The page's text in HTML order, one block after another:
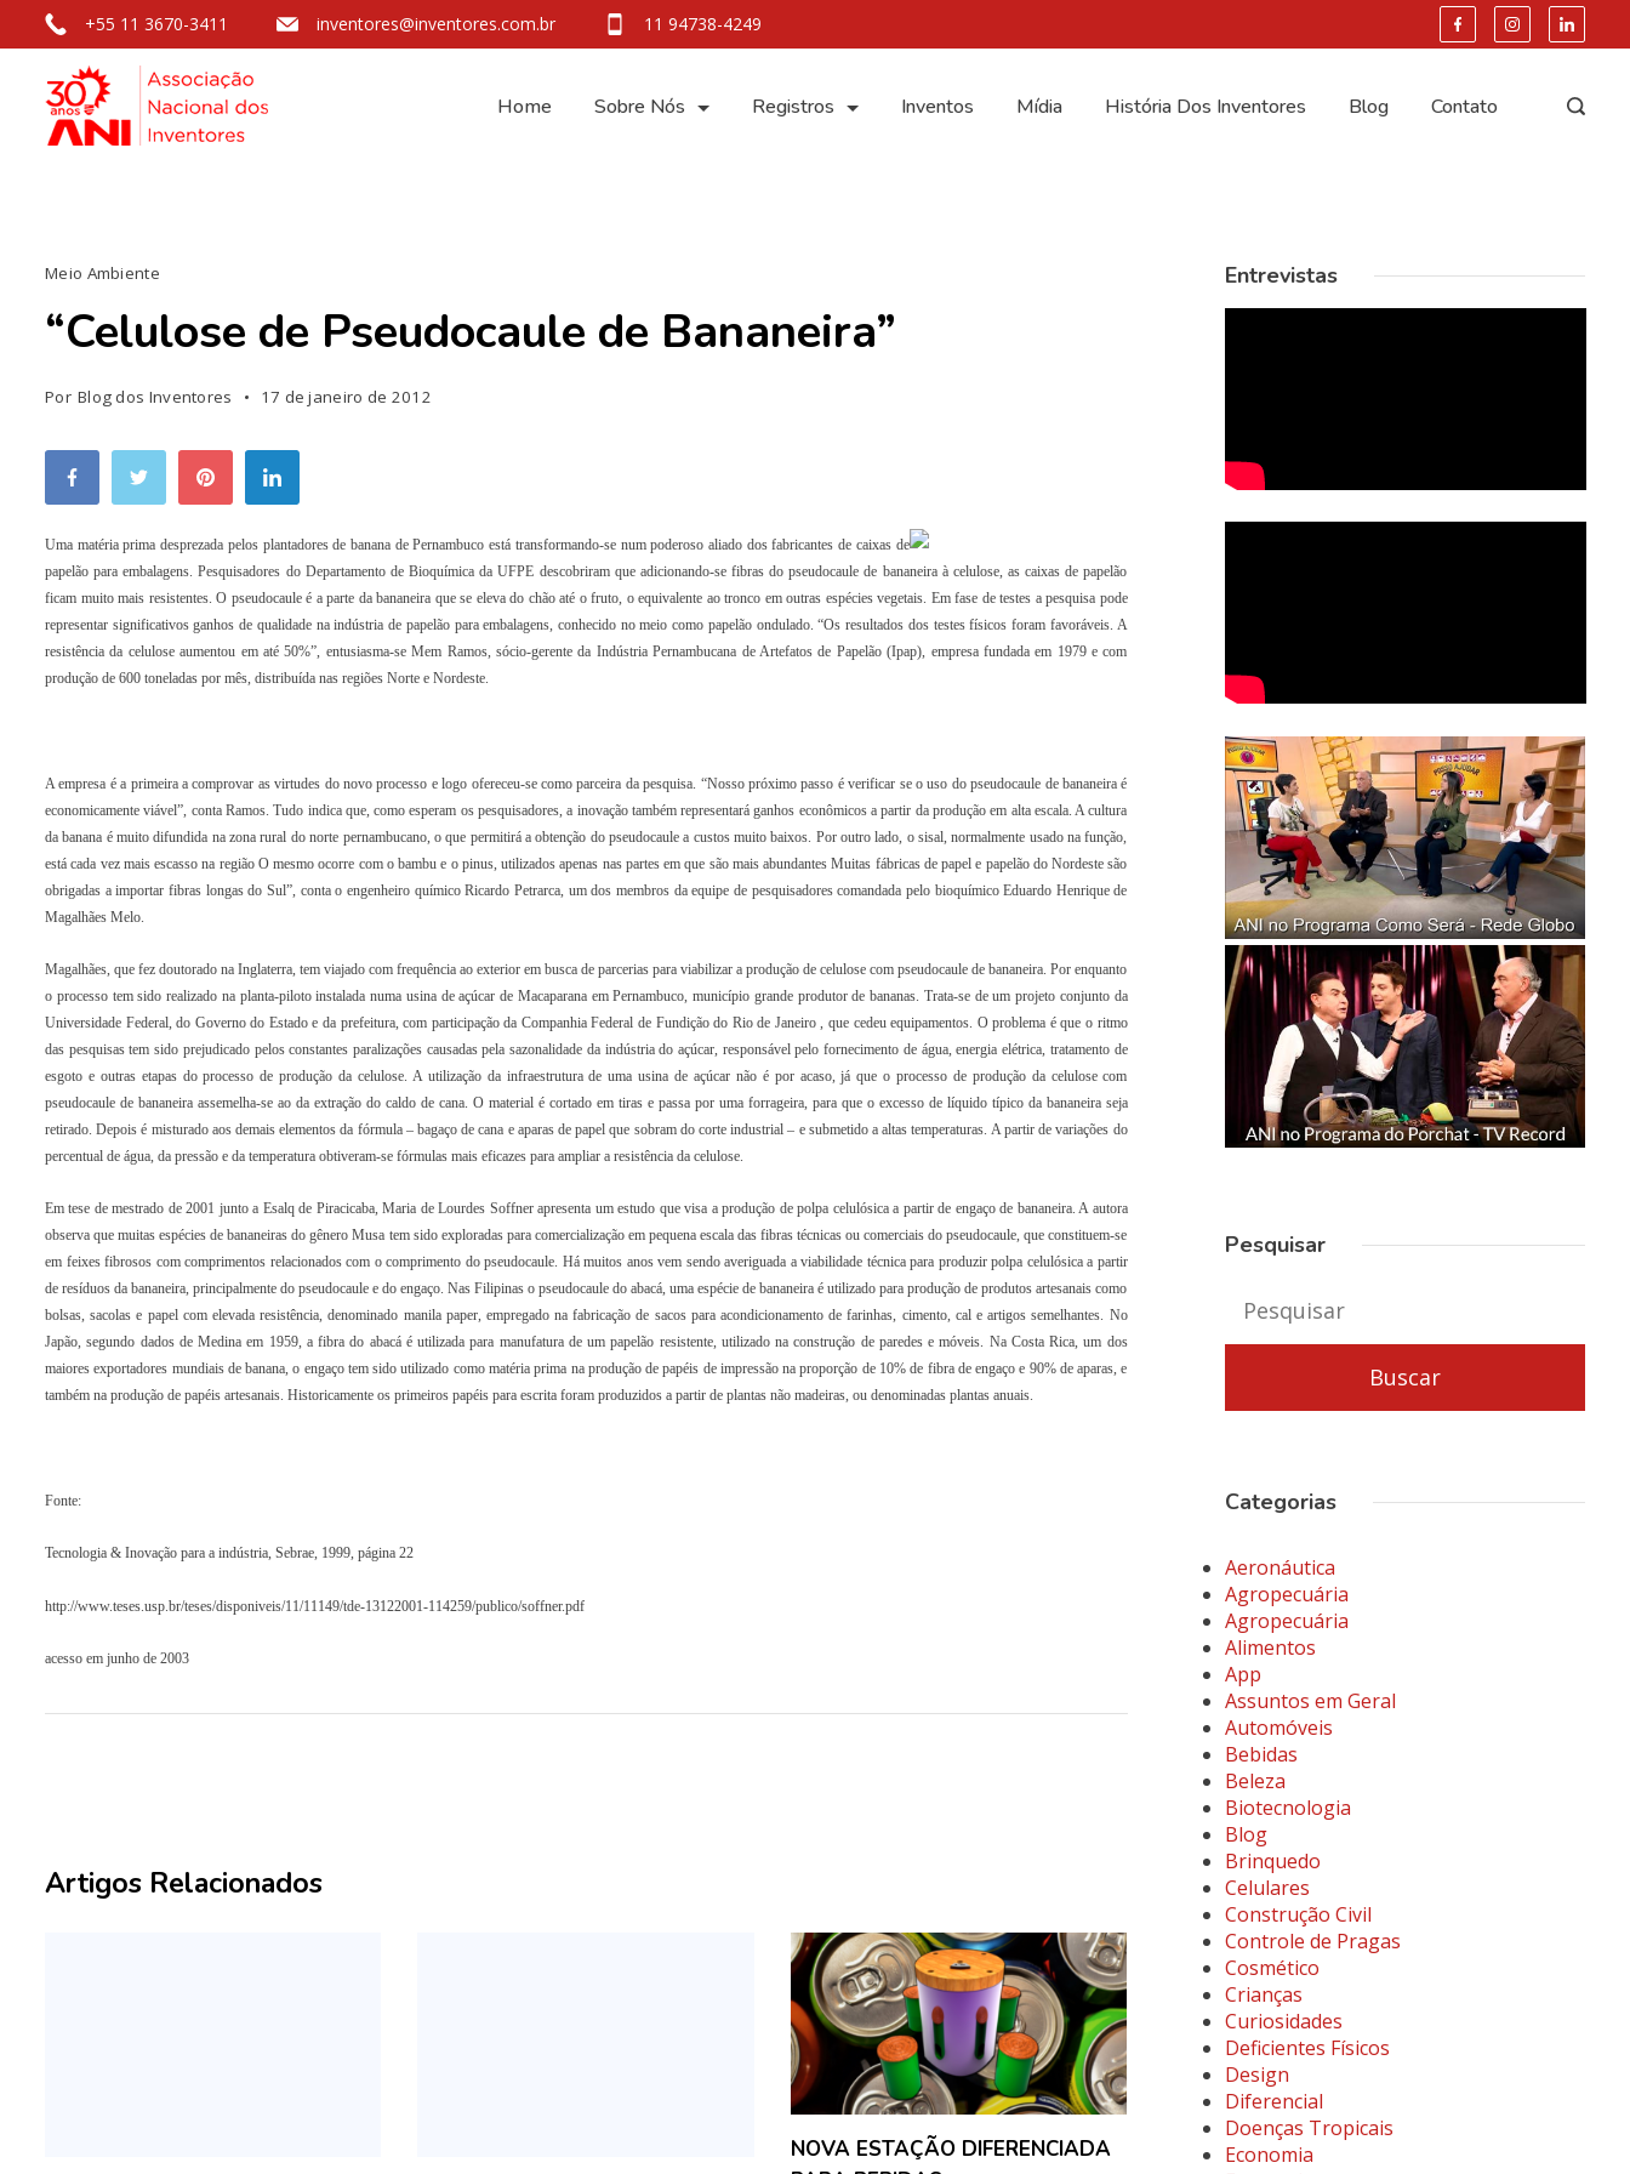
+55 11 3670-3411 inventores@inventores.com.br 11 94738-4249
Home Sobre Nós Registros Inventos Mídia História Dos Inventores Blog Contato
Meio Ambiente
“Celulose de Pseudocaule de Bananeira”
Por Blog dos Inventores 17 de janeiro de 2012
Uma matéria prima desprezada pelos plantadores de banana de Pernambuco está transformando-se num poderoso aliado dos fabricantes de caixas de
papelão para embalagens. Pesquisadores do Departamento de Bioquímica da UFPE descobriram que adicionando-se fibras do pseudocaule de bananeira à celulose, as caixas de papelão
ficam muito mais resistentes. O pseudocaule é a parte da bananeira que se eleva do chão até o fruto, o equivalente ao tronco em outras espécies vegetais. Em fase de testes a pesquisa pode
representar significativos ganhos de qualidade na indústria de papelão para embalagens, conhecido no meio como papelão ondulado. “Os resultados dos testes físicos foram favoráveis. A
resistência da celulose aumentou em até 50%”, entusiasma-se Mem Ramos, sócio-gerente da Indústria Pernambucana de Artefatos de Papelão (Ipap), empresa fundada em 1979 e com
produção de 600 toneladas por mês, distribuída nas regiões Norte e Nordeste.
A empresa é a primeira a comprovar as virtudes do novo processo e logo ofereceu-se como parceira da pesquisa. “Nosso próximo passo é verificar se o uso do pseudocaule de bananeira é
economicamente viável”, conta Ramos. Tudo indica que, como esperam os pesquisadores, a inovação também representará ganhos econômicos a partir da produção em alta escala. A cultura
da banana é muito difundida na zona rural do norte pernambucano, o que permitirá a obtenção do pseudocaule a custos muito baixos. Por outro lado, o sisal, normalmente usado na função,
está cada vez mais escasso na região O mesmo ocorre com o bambu e o pinus, utilizados apenas nas partes em que são mais abundantes Muitas fábricas de papel e papelão do Nordeste são
obrigadas a importar fibras longas do Sul”, conta o engenheiro químico Ricardo Petrarca, um dos membros da equipe de pesquisadores comandada pelo bioquímico Eduardo Henrique de
Magalhães Melo.
Magalhães, que fez doutorado na Inglaterra, tem viajado com frequência ao exterior em busca de parcerias para viabilizar a produção de celulose com pseudocaule de bananeira. Por enquanto
o processo tem sido realizado na planta-piloto instalada numa usina de açúcar de Macaparana em Pernambuco, município grande produtor de bananas. Trata-se de um projeto conjunto da
Universidade Federal, do Governo do Estado e da prefeitura, com participação da Companhia Federal de Fundição do Rio de Janeiro , que cedeu equipamentos. O problema é que o ritmo
das pesquisas tem sido prejudicado pelos constantes paralizações causadas pela sazonalidade da indústria do açúcar, responsável pelo fornecimento de água, energia elétrica, tratamento de
esgoto e outras etapas do processo de produção da celulose. A utilização da infraestrutura de uma usina de açúcar não é por acaso, já que o processo de produção da celulose com
pseudocaule de bananeira assemelha-se ao da extração do caldo de cana. O material é cortado em tiras e passa por uma forrageira, para que o excesso de líquido típico da bananeira seja
retirado. Depois é misturado aos demais elementos da fórmula – bagaço de cana e aparas de papel que sobram do corte industrial – e submetido a altas temperaturas. A partir de variações do
percentual de água, da pressão e da temperatura obtiveram-se fórmulas mais eficazes para ampliar a resistência da celulose.
Em tese de mestrado de 2001 junto a Esalq de Piracicaba, Maria de Lourdes Soffner apresenta um estudo que visa a produção de polpa celulósica a partir de engaço de bananeira. A autora
observa que muitas espécies de bananeiras do gênero Musa tem sido exploradas para comercialização em pequena escala das fibras técnicas ou comerciais do pseudocaule, que constituem-se
em feixes fibrosos com comprimentos relacionados com o comprimento do pseudocaule. Há muitos anos vem sendo averiguada a viabilidade técnica para produzir polpa celulósica a partir
de resíduos da bananeira, principalmente do pseudocaule e do engaço. Nas Filipinas o pseudocaule do abacá, uma espécie de bananeira é utilizado para produção de produtos artesanais como
bolsas, sacolas e papel com elevada resistência, denominado manila paper, empregado na fabricação de sacos para acondicionamento de farinhas, cimento, cal e artigos semelhantes. No
Japão, segundo dados de Medina em 1959, a fibra do abacá é utilizada para manufatura de um papelão resistente, utilizado na construção de paredes e móveis. Na Costa Rica, um dos
maiores exportadores mundiais de banana, o engaço tem sido utilizado como matéria prima na produção de papéis de impressão na proporção de 10% de fibra de engaço e 90% de aparas, e
também na produção de papéis artesanais. Historicamente os primeiros papéis para escrita foram produzidos a partir de plantas não madeiras, ou denominadas plantas anuais.
Fonte:
Tecnologia & Inovação para a indústria, Sebrae, 1999, página 22
http://www.teses.usp.br/teses/disponiveis/11/11149/tde-13122001-114259/publico/soffner.pdf
acesso em junho de 2003
Artigos Relacionados
NOVA ESTAÇÃO DIFERENCIADA
Entrevistas
Pesquisar
Categorias
Aeronáutica
Agropecuária
Agropecuária
Alimentos
App
Assuntos em Geral
Automóveis
Bebidas
Beleza
Biotecnologia
Blog
Brinquedo
Celulares
Construção Civil
Controle de Pragas
Cosmético
Crianças
Curiosidades
Deficientes Físicos
Design
Diferencial
Doenças Tropicais
Economia